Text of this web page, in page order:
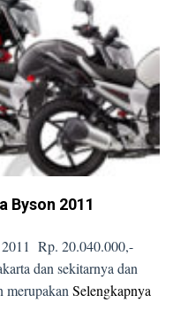
Byson 2011
Rp. 20.040.000,-
dan sekitarnya dan
merupakanSelengkapnya